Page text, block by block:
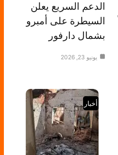
الدعم السريع يعلن
السيطرة على أمبرو
بشمال دارفور
يونيو 23, 2026
أخبار